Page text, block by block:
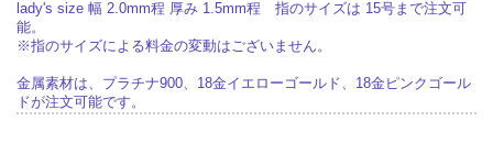
lady's size 幅 2.0mm程 厚み 1.5mm程 指のサイズは 15号まで注文可
能。
※指のサイズによる料金の変動はございません。
金属素材は、プラチナ900、18金イエローゴールド、18金ピンクゴール
ドが注文可能です。